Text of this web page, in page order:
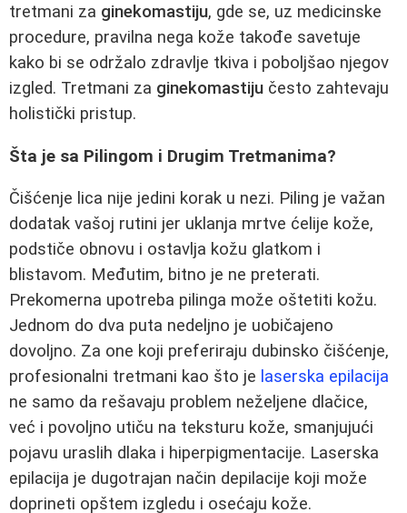
tretmani za ginekomastiju, gde se, uz medicinske
procedure, pravilna nega kože takođe savetuje
kako bi se održalo zdravlje tkiva i poboljšao njegov
izgled. Tretmani za ginekomastiju često zahtevaju
holistički pristup.
Šta je sa Pilingom i Drugim Tretmanima?
Čišćenje lica nije jedini korak u nezi. Piling je važan
dodatak vašoj rutini jer uklanja mrtve ćelije kože,
podstiče obnovu i ostavlja kožu glatkom i
blistavom. Međutim, bitno je ne preterati.
Prekomerna upotreba pilinga može oštetiti kožu.
Jednom do dva puta nedeljno je uobičajeno
dovoljno. Za one koji preferiraju dubinsko čišćenje,
profesionalni tretmani kao što je laserska epilacija
ne samo da rešavaju problem neželjene dlačice,
već i povoljno utiču na teksturu kože, smanjujući
pojavu uraslih dlaka i hiperpigmentacije. Laserska
epilacija je dugotrajan način depilacije koji može
doprineti opštem izgledu i osećaju kože.